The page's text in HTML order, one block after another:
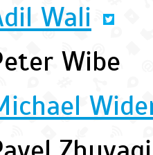
Wali
Wibe